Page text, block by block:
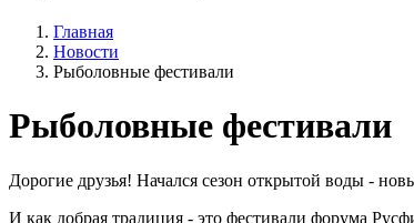
Главная
Новости
Рыболовные фестивали
Рыболовные фестивали
Дорогие друзья! Начался сезон открытой воды -
И как добрая традиция - это фестивали форума